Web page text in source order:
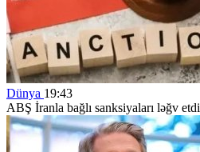
Dünya 19:43
ABŞ İranla bağlı sanksiyaları ləğv etdi